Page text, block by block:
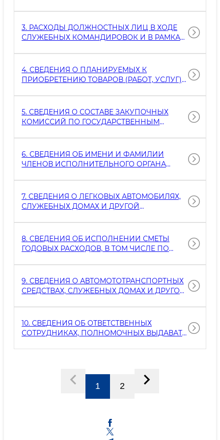
УСЛУГАХ) ПО ПРЯМЫМ КОНТРАКТАМ
ОСУЩЕСТВЛЯЮЩИМИ ГОСУДАРСТВЕННЫЕ
ЗАКУПКИ ЛИЦАМИ
3. РАСХОДЫ ДОЛЖНОСТНЫХ ЛИЦ В ХОДЕ
СЛУЖЕБНЫХ КОМАНДИРОВОК И В РАМКАХ
КОМАНДИРОВКИ И ВИЗИТА, СУТОЧНЫЕ,
РАСХОДЫ НА ТРАНСПОРТ И ПРОЖИВАНИЕ)
4. СВЕДЕНИЯ О ПЛАНИРУЕМЫХ К
ПРИОБРЕТЕНИЮ ТОВАРОВ (РАБОТ, УСЛУГ)
ГОСУДАРСТВЕННЫХ ЦЕЛЕВЫХ ФОНДОВ, А
ТАКЖЕ ВНЕБЮДЖЕТНЫХ ОРГАНИЗАЦИЙ
5. СВЕДЕНИЯ О СОСТАВЕ ЗАКУПОЧНЫХ
КОМИССИЙ ПО ГОСУДАРСТВЕННЫМ
ПРОЕКТАМ, А ТАКЖЕ РАЗРЕШИТЕЛЬНЫМ
ДОКУМЕНТАМ
6. СВЕДЕНИЯ ОБ ИМЕНИ И ФАМИЛИИ
ЧЛЕНОВ ИСПОЛНИТЕЛЬНОГО ОРГАНА
ЧЛЕНОВ ПРАВЛЕНИЯ), ИСПОЛНЯЮЩИХ
ФУНКЦИИ АКЦИОНЕРОВ (УЧАСТНИКОВ,
ВЛАДЕЛЬЦЕВ), А ТАКЖЕ
НАБЛЮДАТЕЛЬНОГО СОВЕТА.
7. СВЕДЕНИЯ О ЛЕГКОВЫХ АВТОМОБИЛЯХ,
СЛУЖЕБНЫХ ДОМАХ И ДРУГОЙ
ВЛАДЕНИИ ПРЕДПРИЯТИЙ С
ГОСУДАРСТВЕННЫМ УЧАСТИЕМ, А ТАКЖЕ
ОТНОСИМЫХ К НИМ ЮРИДИЧЕСКИХ ЛИЦ.
8. СВЕДЕНИЯ ОБ ИСПОЛНЕНИИ СМЕТЫ
ГОДОВЫХ РАСХОДОВ, В ТОМ ЧИСЛЕ ПО
КАПИТАЛЬНОМУ РЕМОНТУ ОБЪЕКТОВ,
РАСХОДАХ ПО ПРИОБРЕТЕНИЮ И
ХРАНЕНИЮ АВТОМОТОТРАНСПОРТНЫХ
СРЕДСТВ.
9. СВЕДЕНИЯ О АВТОМОТОТРАНСПОРТНЫХ
СРЕДСТВАХ, СЛУЖЕБНЫХ ДОМАХ И ДРУГОЙ
СОБСТВЕННОСТИ ГОСУДАРСТВЕННЫХ
ОРГАНОВ И ОРГАНИЗАЦИЙ.
10. СВЕДЕНИЯ ОБ ОТВЕТСТВЕННЫХ
СОТРУДНИКАХ, ПОЛНОМОЧНЫХ ВЫДАВАТЬ
1 2